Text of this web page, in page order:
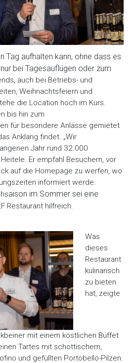
Tag aufhalten kann, ohne dass es
bei Tagesauflügen oder zum
auch bei Betriebs- und
Weihnachtsfeiern und
die Location hoch im Kurs.
bis hin zum
für besondere Anlässe gemietet
Anklang findet. „Wir
Jahr rund 32.000
Er empfahl Besuchern, vor
auf die Homepage zu werfen, wo
informiert werde.
aison im Sommer sei eine
Restaurant hilfreich.
Was
dieses
Restaurant
kulinarisch
zu bieten
hat, zeigte
mit einem köstlichen Büffet
Tartes mit schottischem,
und gefüllten Portobello-Pilzen.